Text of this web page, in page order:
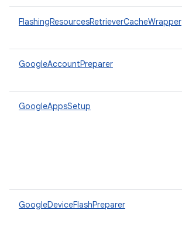
FlashingResourcesRetrieverCacheWrapper
GoogleAccountPreparer
GoogleAppsSetup
GoogleDeviceFlashPreparer